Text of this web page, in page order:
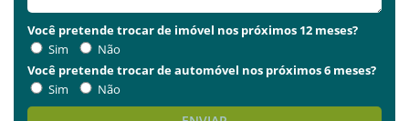
Você pretende trocar de imóvel nos próximos 12 meses?
Sim
Não
Você pretende trocar de automóvel nos próximos 6 meses?
Sim
Não